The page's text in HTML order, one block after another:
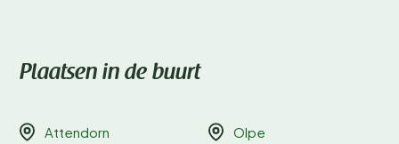
Plaatsen in de buurt
Attendorn Olpe